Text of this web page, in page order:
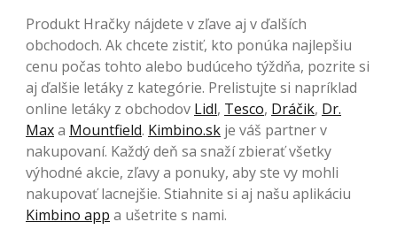
Produkt Hračky nájdete v zľave aj v ďalších
obchodoch. Ak chcete zistiť, kto ponúka najlepšiu
cenu počas tohto alebo budúceho týždňa, pozrite si
aj ďalšie letáky z kategórie. Prelistujte si napríklad
online letáky z obchodov Lidl, Tesco, Dráčik, Dr.
Maxa Mountfield. Kimbino.sk je váš partner v
nakupovaní. Každý deň sa snaží zbierať všetky
výhodné akcie, zľavy a ponuky, aby ste vy mohli
nakupovať lacnejšie. Stiahnite si aj našu aplikáciu
Kimbino app a ušetrite s nami.